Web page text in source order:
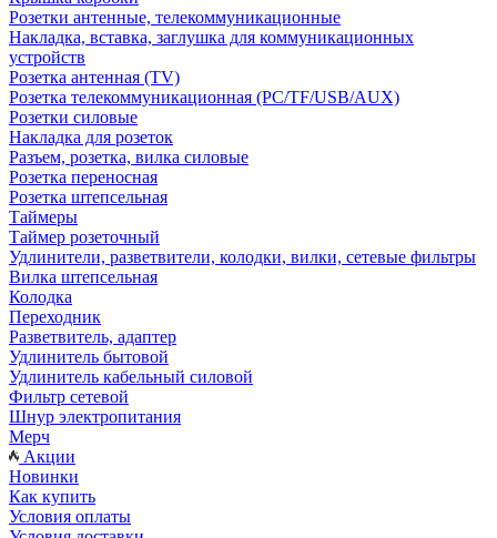
Розетки антенные, телекоммуникационные
Накладка, вставка, заглушка для коммуникационных
устройств
Розетка антенная (TV)
Розетка телекоммуникационная (PC/TF/USB/AUX)
Розетки силовые
Накладка для розеток
Разъем, розетка, вилка силовые
Розетка переносная
Розетка штепсельная
Таймеры
Таймер розеточный
Удлинители, разветвители, колодки, вилки, сетевые фильтры
Вилка штепсельная
Колодка
Переходник
Разветвитель, адаптер
Удлинитель бытовой
Удлинитель кабельный силовой
Фильтр сетевой
Шнур электропитания
Мерч
Акции
Новинки
Как купить
Условия оплаты